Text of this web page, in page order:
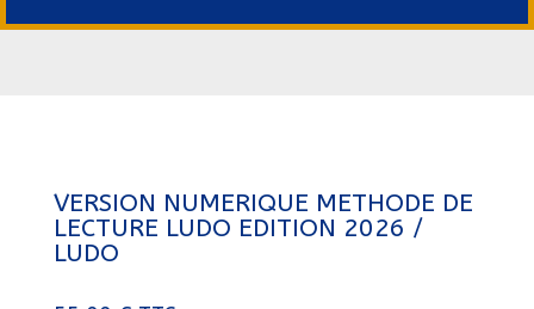
VERSION NUMERIQUE METHODE DE
LECTURE LUDO EDITION 2026 /
LUDO